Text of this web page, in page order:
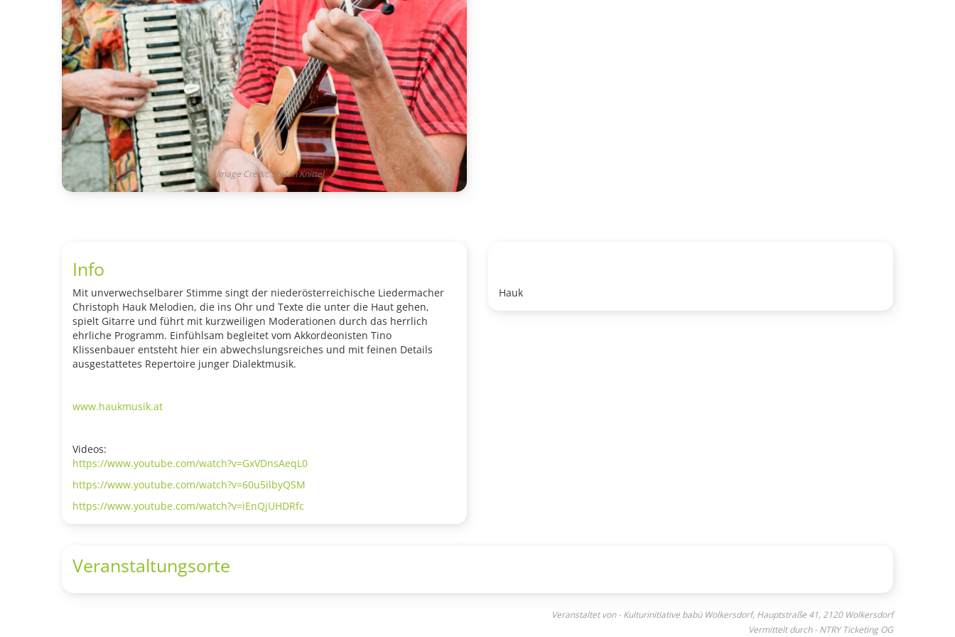
Image Credit: Stefan Knittel
Info
Mit unverwechselbarer Stimme singt der niederösterreichische Liedermacher
Christoph Hauk Melodien, die ins Ohr und Texte die unter die Haut gehen,
spielt Gitarre und führt mit kurzweiligen Moderationen durch das herrlich
ehrliche Programm. Einfühlsam begleitet vom Akkordeonisten Tino
Klissenbauer entsteht hier ein abwechslungsreiches und mit feinen Details
ausgestattetes Repertoire junger Dialektmusik.
www.haukmusik.at
Videos:
https://www.youtube.com/watch?v=GxVDnsAeqL0
https://www.youtube.com/watch?v=60u5ilbyQSM
https://www.youtube.com/watch?v=iEnQjUHDRfc
Hauk
Veranstaltungsorte
Veranstaltet von - Kulturinitiative babü Wolkersdorf, Hauptstraße 41, 2120 Wolkersdorf
Vermittelt durch - NTRY Ticketing OG